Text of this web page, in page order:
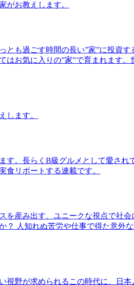
がお教えします。
も過ごす時間の長い”家”に投資
お気に入りの”家”で育まれます。
します。
。長らくB級グルメとして愛さ
食リポートする連載です。
産み出す、ユニークな視点で社
人知れぬ苦労や仕事で得た意外
野が求められるこの時代に、日